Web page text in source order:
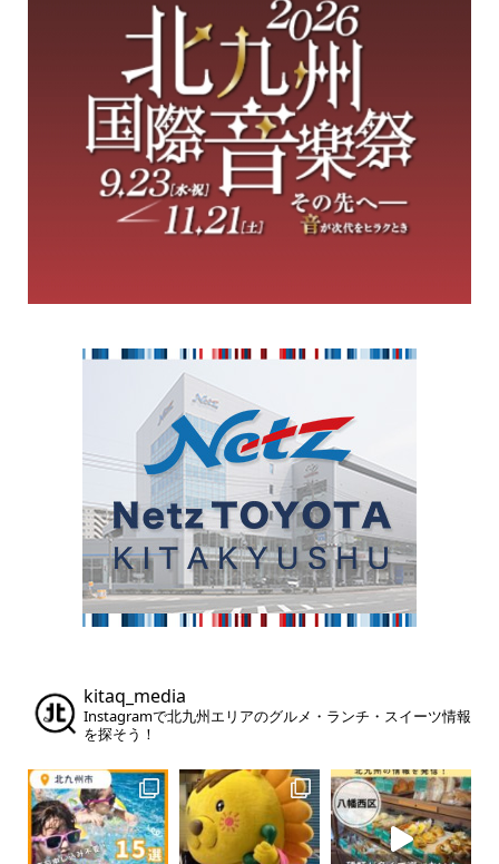
kitaq_media
Instagramで北九州エリアのグルメ・ランチ・スイーツ情報
を探そう！